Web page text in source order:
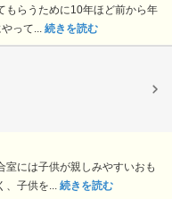
もらうために10年ほど前から年
って... 続きを読む
には子供が親しみやすいおも
、子供を... 続きを読む